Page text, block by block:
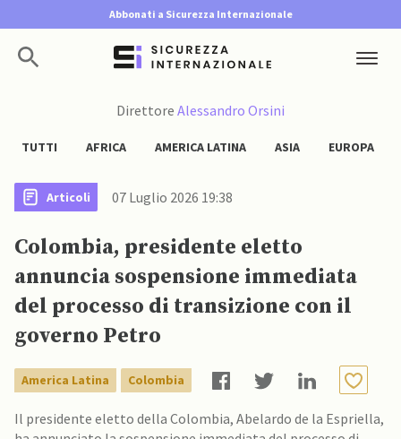
Abbonati a Sicurezza Internazionale
Direttore Alessandro Orsini
TUTTI AFRICA AMERICA LATINA ASIA EUROPA
Articoli 07 Luglio 2026 19:38
Colombia, presidente eletto
annuncia sospensione immediata
del processo di transizione con il
governo Petro
America Latina Colombia
Il presidente eletto della Colombia, Abelardo de la Espriella,